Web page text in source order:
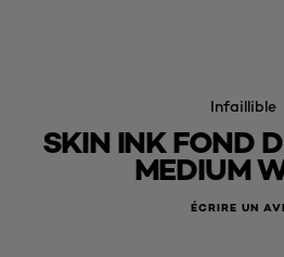
Infaillible
SKIN INK FOND
MEDIUM
ÉCRIRE UN